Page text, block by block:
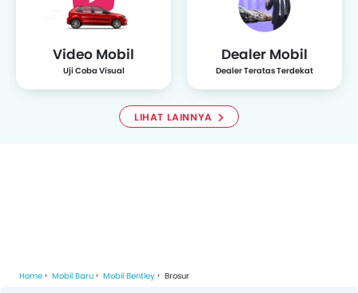
Video Mobil
Uji Coba Visual
Dealer Mobil
Dealer Teratas Terdekat
LIHAT LAINNYA
Home Mobil Baru Mobil Bentley Brosur